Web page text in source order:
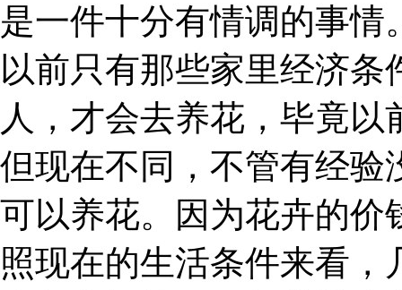
是一件十分有情调的事情
以前只有那些家里经济
人，才会去养花，毕竟
但现在不同，不管有经验
可以养花。因为花卉的价
照现在的生活条件来看